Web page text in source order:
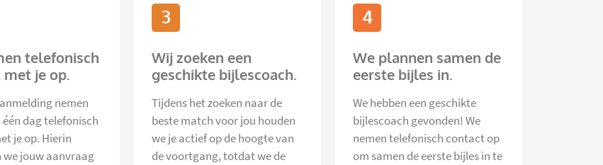
telefonisch
je op.
nemen
dag telefonisch
je op. Hierin
we jouw aanvraag
3
Wij zoeken een
geschikte bijlescoach.
Tijdens het zoeken naar de
beste match voor jou houden
we je actief op de hoogte van
de voortgang, totdat we de
4
We plannen samen de
eerste bijles in.
We hebben een geschikte
bijlescoach gevonden! We
nemen telefonisch contact op
om samen de eerste bijles in te